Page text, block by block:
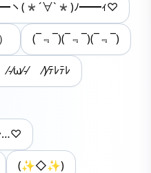
ヽ(*´∀`*)ﾉ━━ｨ♡
(¯﹃¯)(¯﹃¯)(¯﹃¯)
⁄ω⁄-⁄ ⁄)⁄ﾃﾚﾃﾚ
ﾚ…♡
(✨◇✨)︎︎